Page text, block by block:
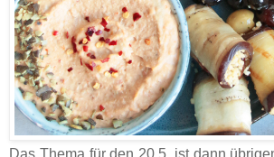
Das Thema für den 20.5. ist dann